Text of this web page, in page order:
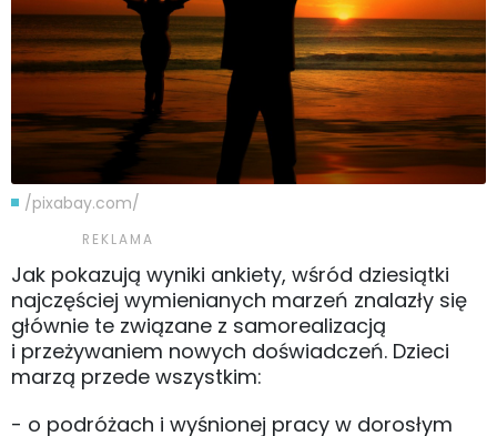
/pixabay.com/
Jak pokazują wyniki ankiety, wśród dziesiątki
najczęściej wymienianych marzeń znalazły się
głównie te związane z samorealizacją
i przeżywaniem nowych doświadczeń. Dzieci
marzą przede wszystkim:
- o podróżach i wyśnionej pracy w dorosłym